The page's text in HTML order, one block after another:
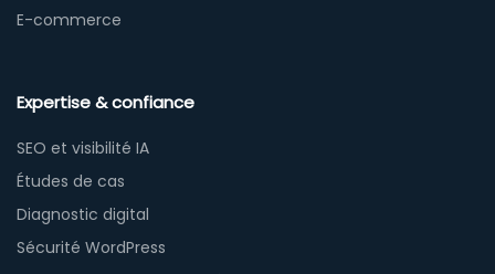
E-commerce
Expertise & confiance
SEO et visibilité IA
Études de cas
Diagnostic digital
Sécurité WordPress